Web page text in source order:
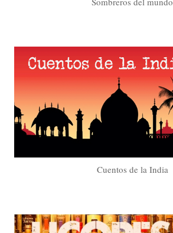
Cuentos de la India